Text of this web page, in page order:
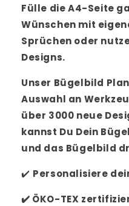
Fülle die A4-Seite
Wünschen mit
Sprüchen oder
Designs.
Unser Bügelbild
Auswahl an
über 3000 neue
kannst Du Dein
und das Bügelbild
✔️ Personalisiere
✔️ ÖKO-TEX